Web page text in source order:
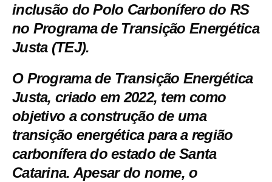
inclusão do Polo Carbonífero do RS
no Programa de Transição Energética
Justa (TEJ).
O Programa de Transição Energética
Justa, criado em 2022, tem como
objetivo a construção de uma
transição energética para a região
carbonífera do estado de Santa
Catarina. Apesar do nome, o